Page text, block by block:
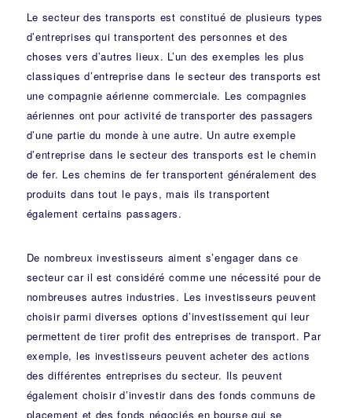
Le secteur des transports est constitué de plusieurs types
d’entreprises qui transportent des personnes et des
choses vers d’autres lieux. L’un des exemples les plus
classiques d’entreprise dans le secteur des transports est
une compagnie aérienne commerciale. Les compagnies
aériennes ont pour activité de transporter des passagers
d’une partie du monde à une autre. Un autre exemple
d’entreprise dans le secteur des transports est le chemin
de fer. Les chemins de fer transportent généralement des
produits dans tout le pays, mais ils transportent
également certains passagers.
De nombreux investisseurs aiment s’engager dans ce
secteur car il est considéré comme une nécessité pour de
nombreuses autres industries. Les investisseurs peuvent
choisir parmi diverses options d’investissement qui leur
permettent de tirer profit des entreprises de transport. Par
exemple, les investisseurs peuvent acheter des actions
des différentes entreprises du secteur. Ils peuvent
également choisir d’investir dans des fonds communs de
placement et des fonds négociés en bourse qui se